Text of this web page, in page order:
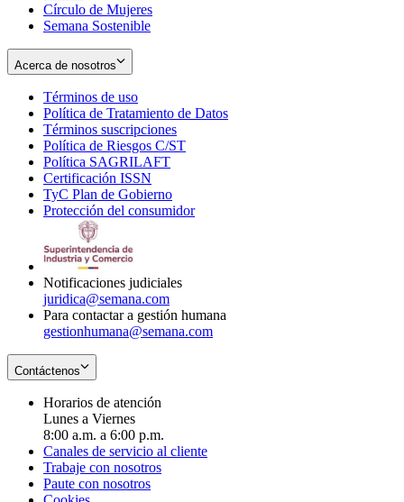
Círculo de Mujeres
Semana Sostenible
Acerca de nosotros
Términos de uso
in
new
window
Política de Tratamiento de Datos
Términos suscripciones
in
Política de Riesgos C/ST
Política SAGRILAFT
new
window
Certificación ISSN
in
new
TyC Plan de Gobierno
in
Protección del consumidorOpens
Notificaciones judiciales
juridica@semana.com
Para contactar a gestión humana
gestionhumana@semana.com
Contáctenos
Horarios de atención
Lunes a Viernes
8:00 a.m. a 6:00 p.m.
Canales de servicio al cliente
Trabaje con nosotros
Paute con nosotros